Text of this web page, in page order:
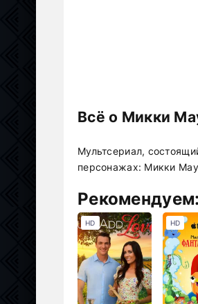
Всё о Микки
Мультсериал,
персонажах: Микки
Рекомендуем:
HD HD